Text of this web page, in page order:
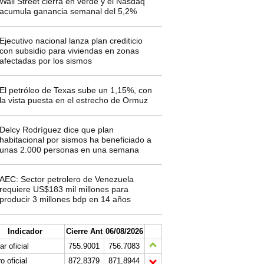
acumula ganancia semanal del 5,2%
Ejecutivo nacional lanza plan crediticio
con subsidio para viviendas en zonas
afectadas por los sismos
El petróleo de Texas sube un 1,15%, con
la vista puesta en el estrecho de Ormuz
Delcy Rodríguez dice que plan
habitacional por sismos ha beneficiado a
unas 2.000 personas en una semana
AEC: Sector petrolero de Venezuela
requiere US$183 mil millones para
producir 3 millones bdp en 14 años
Indicador Cierre Ant 06/08/2026
oficial
755.9001
756.7083
oficial
872,8379
871,8944